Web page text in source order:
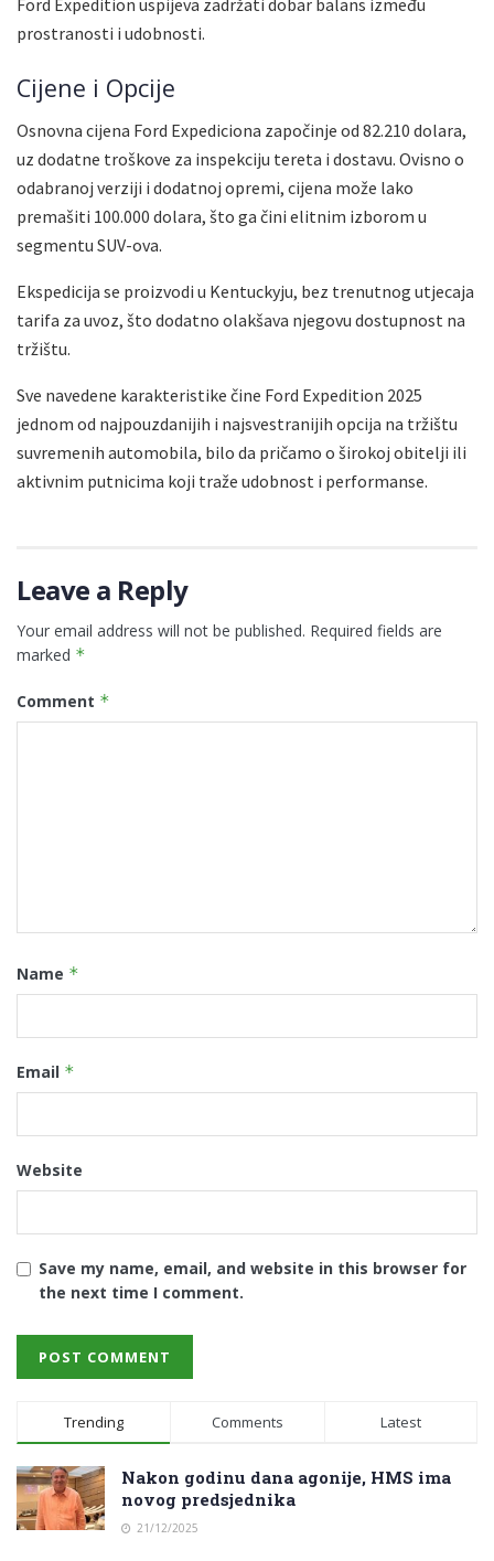
Ford Expedition uspijeva zadržati dobar balans između
prostranosti i udobnosti.
Cijene i Opcije
Osnovna cijena Ford Expediciona započinje od 82.210 dolara,
uz dodatne troškove za inspekciju tereta i dostavu. Ovisno o
odabranoj verziji i dodatnoj opremi, cijena može lako
premašiti 100.000 dolara, što ga čini elitnim izborom u
segmentu SUV-ova.
Ekspedicija se proizvodi u Kentuckyju, bez trenutnog utjecaja
tarifa za uvoz, što dodatno olakšava njegovu dostupnost na
tržištu.
Sve navedene karakteristike čine Ford Expedition 2025
jednom od najpouzdanijih i najsvestranijih opcija na tržištu
suvremenih automobila, bilo da pričamo o širokoj obitelji ili
aktivnim putnicima koji traže udobnost i performanse.
Leave a Reply
Your email address will not be published. Required fields are
marked *
Comment *
Name *
Email *
Website
Save my name, email, and website in this browser for
the next time I comment.
Trending Comments Latest
Nakon godinu dana agonije, HMS ima
novog predsjednika
21/12/2025